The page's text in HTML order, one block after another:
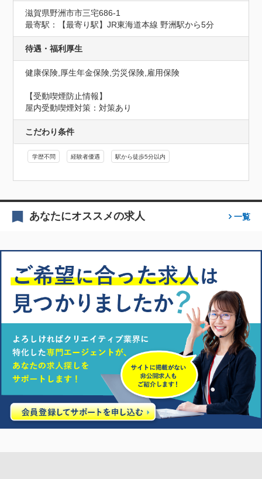
滋賀県野洲市市三宅686-1
最寄駅：【最寄り駅】JR東海道本線 野洲駅から5分
待遇・福利厚生
健康保険,厚生年金保険,労災保険,雇用保険
【受動喫煙防止情報】
屋内受動喫煙対策：対策あり
こだわり条件
学歴不問 経験者優遇 駅から徒歩5分以内
あなたにオススメの求人 一覧